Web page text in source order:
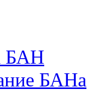
БАН
БАНа